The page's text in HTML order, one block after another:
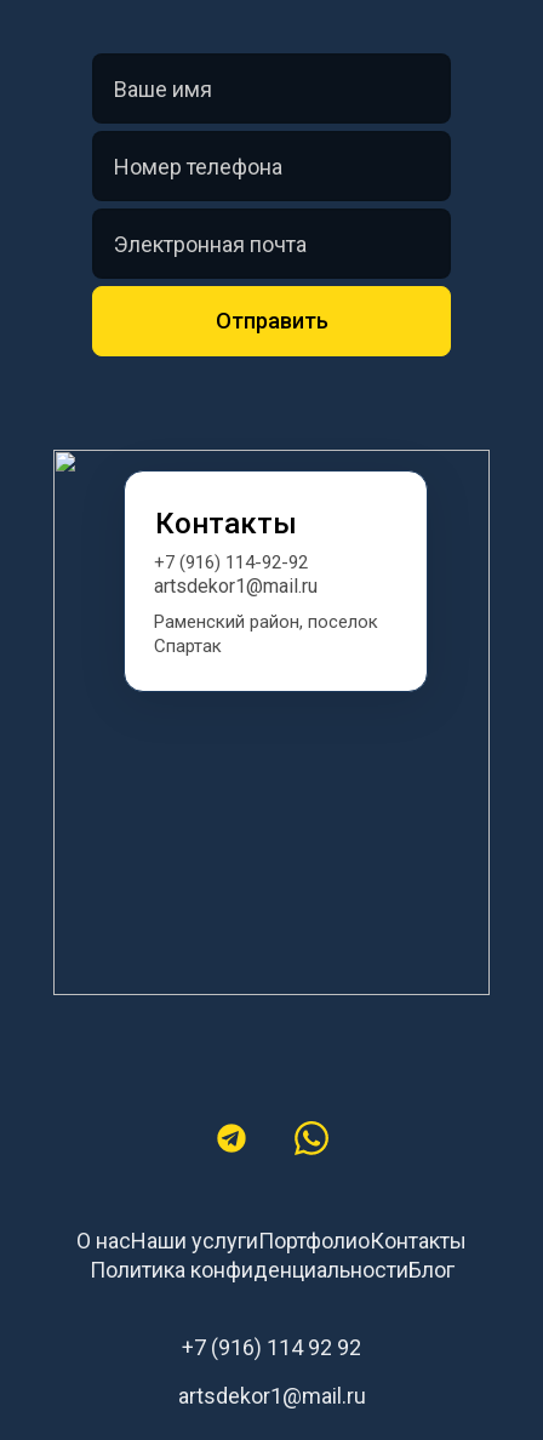
Контакты
+7 (916) 114-92-92
Отправить
Раменский район, поселок
Спартак
artsdekor1@mail.ru
О насНаши услугиПортфолиоКонтакты
Политика конфиденциальностиБлог
+7 (916) 114 92 92
artsdekor1@mail.ru